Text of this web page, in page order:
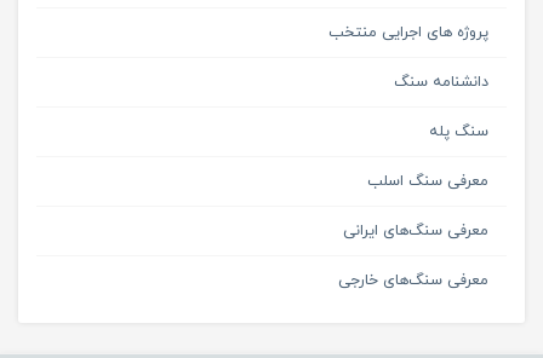
پروژه های اجرایی منتخب
دانشنامه سنگ
سنگ پله
معرفی سنگ اسلب
معرفی سنگ‌های ایرانی
معرفی سنگ‌های خارجی